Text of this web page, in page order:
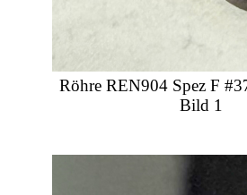
Röhre REN904 Spez F
Bild 1